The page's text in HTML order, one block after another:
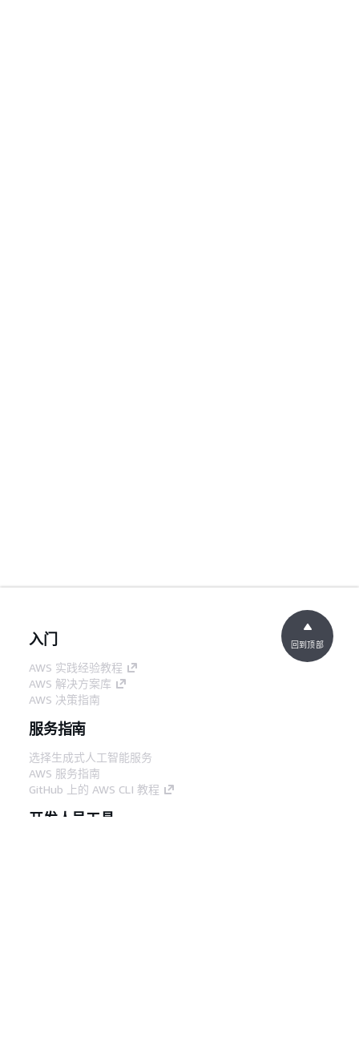
入门
AWS 实践经验教程
AWS 解决方案库
AWS 决策指南
服务指南
选择生成式人工智能服务
AWS 服务指南
GitHub 上的 AWS CLI 教程
开发人员工具
回到顶部